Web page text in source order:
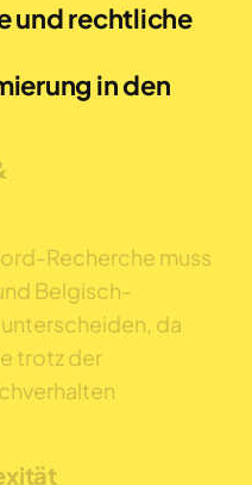
und rechtliche
in den
Recherche muss
Belgisch-
da
trotz der